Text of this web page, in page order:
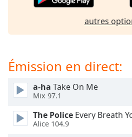
Background
Color
autres
Émission en direct:
a-ha Take On Me
Mix 97.1
The Police Every Breath
Alice 104.9